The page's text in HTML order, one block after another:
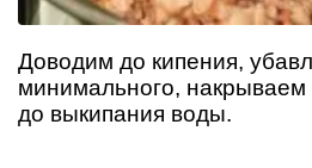
Доводим до кипения,
минимального,
до выкипания воды.